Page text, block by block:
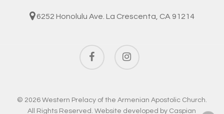
6252 Honolulu Ave. La Crescenta, CA 91214
facebook instagram
© 2026 Western Prelacy of the Armenian Apostolic Church.
All Rights Reserved. Website developed by Caspian